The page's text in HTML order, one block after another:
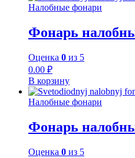
Налобные фонари
Фонарь
Оценка 0 из 5
0.00 ₽
В корзину
Налобные фонари
Фонарь
Оценка 0 из 5